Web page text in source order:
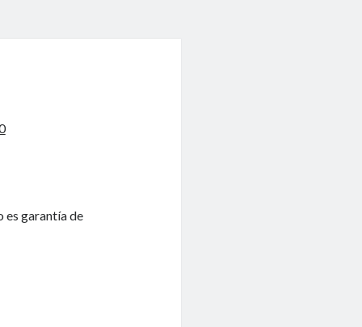
es garantía de